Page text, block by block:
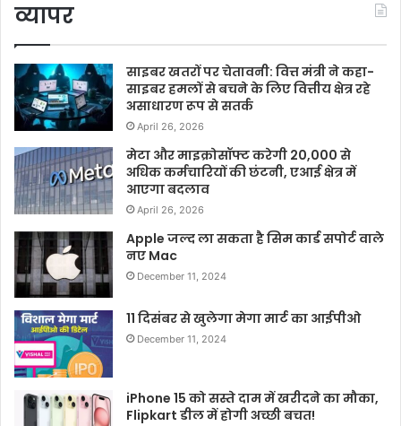
व्यापर
साइबर खतरों पर चेतावनी: वित्त मंत्री ने कहा-
साइबर हमलों से बचने के लिए वित्तीय क्षेत्र रहे
असाधारण रूप से सतर्क
April 26, 2026
मेटा और माइक्रोसॉफ्ट करेगी 20,000 से
अधिक कर्मचारियों की छंटनी, एआई क्षेत्र में
आएगा बदलाव
April 26, 2026
Apple जल्द ला सकता है सिम कार्ड सपोर्ट वाले
नए Mac
December 11, 2024
11 दिसंबर से खुलेगा मेगा मार्ट का आईपीओ
December 11, 2024
iPhone 15 को सस्ते दाम में खरीदने का मौका,
Flipkart डील में होगी अच्छी बचत!